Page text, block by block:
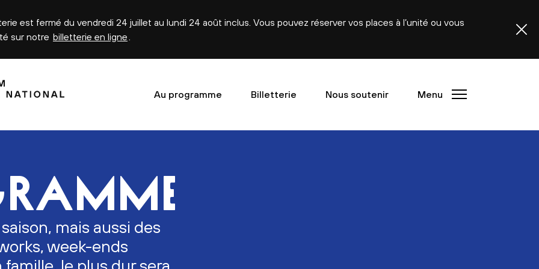
est fermé du vendredi 24 juillet au lundi 24 août inclus. Vous pouvez réserver vos places à l’unité ou vous
sur notre billetterie en ligne
Au programme Billetterie Nous soutenir Menu
mais aussi des
week-ends